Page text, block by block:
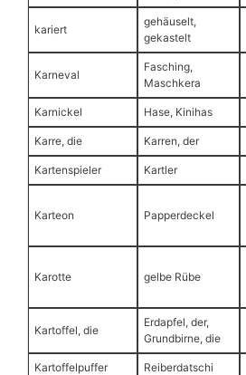
kariert
gehäuselt,
gekastelt
Karneval
Fasching,
Maschkera
Karnickel Hase, Kinihas
Karre, die Karren, der
Kartenspieler Kartler
Karteon Papperdeckel
Karotte gelbe Rübe
Kartoffel, die
Erdapfel, der,
Grundbirne, die
Kartoffelpuffer Reiberdatschi